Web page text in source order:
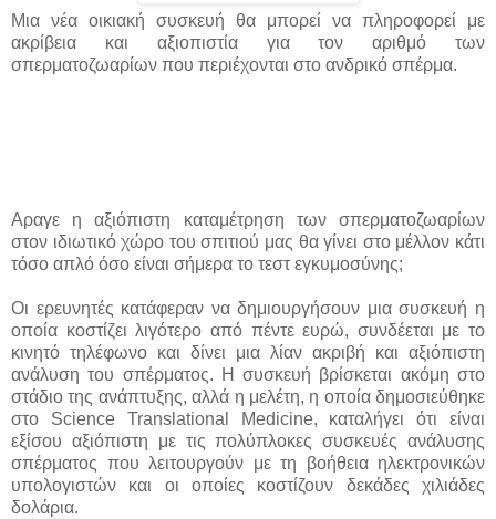
Μια νέα οικιακή συσκευή θα μπορεί να πληροφορεί με
ακρίβεια και αξιοπιστία για τον αριθμό των
σπερματοζωαρίων που περιέχονται στο ανδρικό σπέρμα.
Αραγε η αξιόπιστη καταμέτρηση των σπερματοζωαρίων
στον ιδιωτικό χώρο του σπιτιού μας θα γίνει στο μέλλον κάτι
τόσο απλό όσο είναι σήμερα το τεστ εγκυμοσύνης;
Οι ερευνητές κατάφεραν να δημιουργήσουν μια συσκευή η
οποία κοστίζει λιγότερο από πέντε ευρώ, συνδέεται με το
κινητό τηλέφωνο και δίνει μια λίαν ακριβή και αξιόπιστη
ανάλυση του σπέρματος. Η συσκευή βρίσκεται ακόμη στο
στάδιο της ανάπτυξης, αλλά η μελέτη, η οποία δημοσιεύθηκε
στο Science Translational Medicine, καταλήγει ότι είναι
εξίσου αξιόπιστη με τις πολύπλοκες συσκευές ανάλυσης
σπέρματος που λειτουργούν με τη βοήθεια ηλεκτρονικών
υπολογιστών και οι οποίες κοστίζουν δεκάδες χιλιάδες
δολάρια.